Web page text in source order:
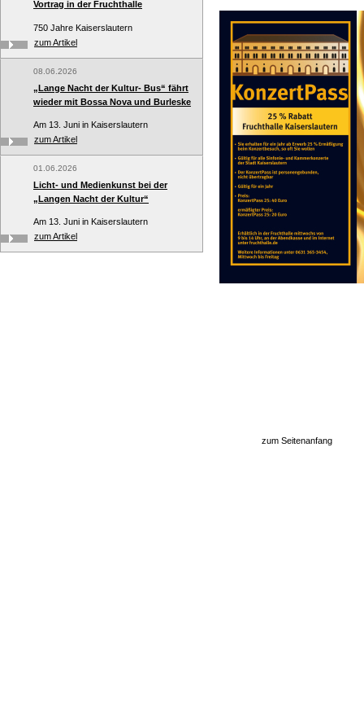
Vortrag in der Fruchthalle
750 Jahre Kaiserslautern
zum Artikel
08.06.2026
„Lange Nacht der Kultur- Bus“ fährt
wieder mit Bossa Nova und Burleske
Am 13. Juni in Kaiserslautern
zum Artikel
01.06.2026
Licht- und Medienkunst bei der
„Langen Nacht der Kultur“
Am 13. Juni in Kaiserslautern
zum Artikel
zum Seitenanfang